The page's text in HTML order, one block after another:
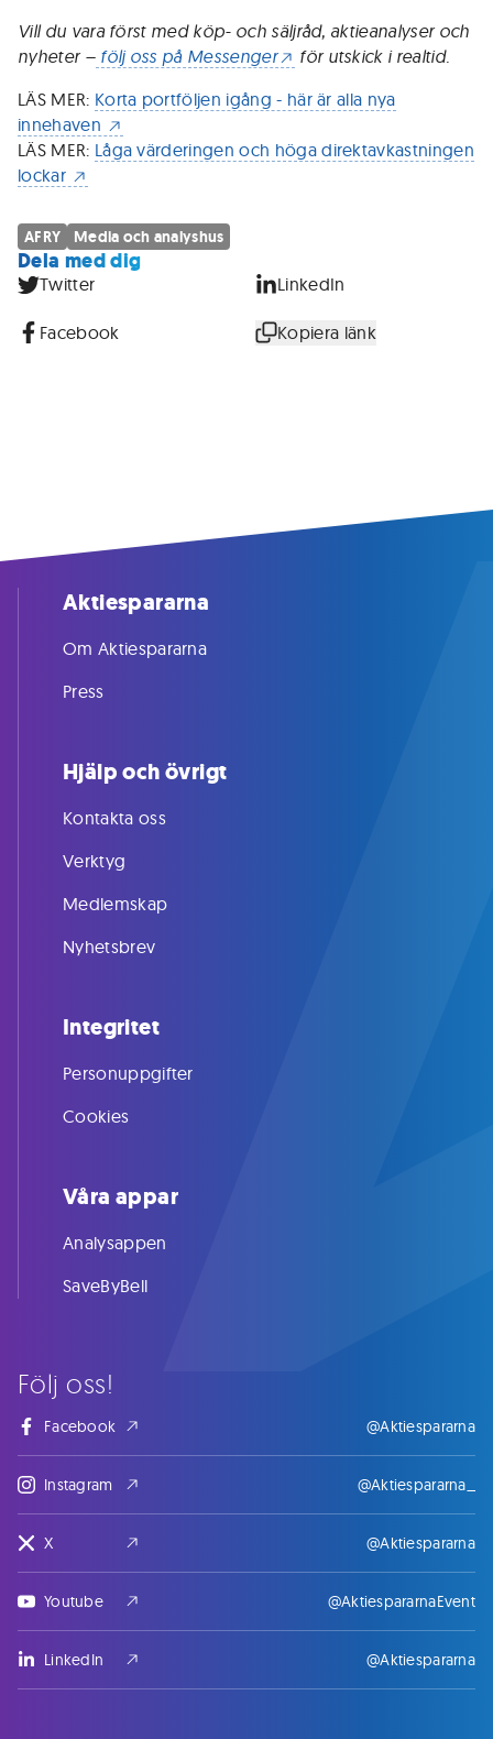
Vill du vara först med köp- och säljråd, aktieanalyser och
nyheter –följ oss på Messenger
för utskick i realtid.
LÄS MER: Korta portföljen igång - här är alla nya
innehaven
LÄS MER: Låga värderingen och höga direktavkastningen
lockar
AFRY Media och analyshus
Dela med dig
Twitter LinkedIn
Facebook Kopiera länk
Följ oss!
Facebook @Aktiespararna
Instagram @Aktiespararna_
X @Aktiespararna
Youtube @AktiespararnaEvent
LinkedIn @Aktiespararna
Aktiespararna
Om Aktiespararna
Press
Hjälp och övrigt
Kontakta oss
Verktyg
Medlemskap
Nyhetsbrev
Integritet
Personuppgifter
Cookies
Våra appar
Analysappen
SaveByBell